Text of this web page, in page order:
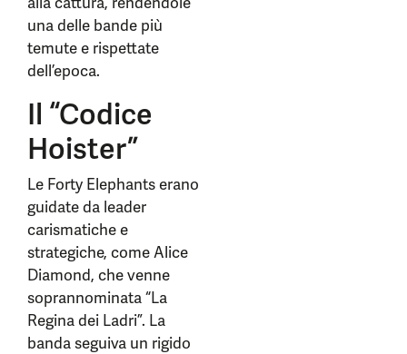
una delle bande più
temute e rispettate
dell’epoca.
Il “Codice
Hoister”
Le Forty Elephants erano
guidate da leader
carismatiche e
strategiche, come Alice
Diamond, che venne
soprannominata “La
Regina dei Ladri”. La
banda seguiva un rigido